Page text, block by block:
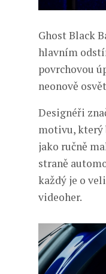
Ghost Black
hlavním
povrchovou
neonově
Designéři
motivu, který
jako ručně
straně
každý je o
videoher.